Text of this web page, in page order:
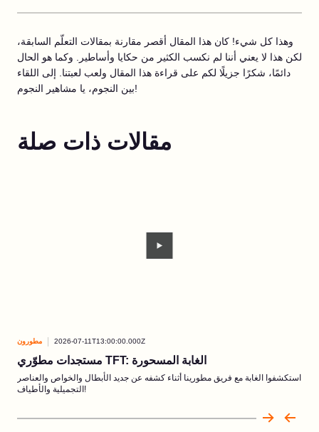
وهذا كل شيء! كان هذا المقال أقصر مقارنة بمقالات التعلّم السابقة،
لكن هذا لا يعني أننا لم نكسب الكثير من حكايا وأساطير. وكما هو الحال
دائمًا، شكرًا جزيلًا لكم على قراءة هذا المقال ولعب لعبتنا. إلى اللقاء
بين النجوم، يا مشاهير النجوم!
مقالات ذات صلة
مطورون 2026-07-11T13:00:00.000Z
مستجدات مطوّري TFT: الغابة المسحورة
استكشفوا الغابة مع فريق مطورينا أثناء كشفه عن جديد الأبطال والخواص والعناصر
التجميلية والأطياف!